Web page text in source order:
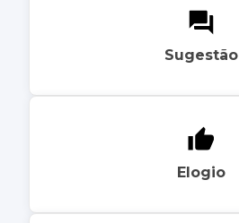
Sugestão
Elogio